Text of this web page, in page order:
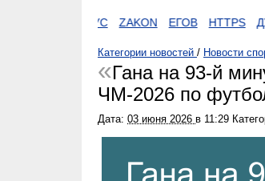
ZAKON ЕГОВ HTTPS
Категории новостей / Новости
Гана на 93-й
ЧМ-2026 по
Дата: 03 июня 2026 в 11:29